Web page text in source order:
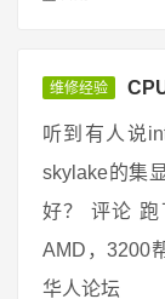
维修经验
听到有人说
skylake的集
好？ 评论 跑
AMD，3200
华人论坛